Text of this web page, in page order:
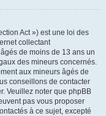
Act ») est une loi des
collectant
de moins de 13 ans un
des mineurs concernés.
aux mineurs âgés de
conseillons de contacter
Veuillez noter que phpBB
pas vous proposer
à ce sujet, excepté